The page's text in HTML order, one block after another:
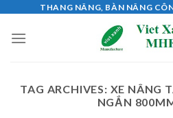
content
THANG NÂNG, BÀN NÂNG
TAG ARCHIVES: XE NÂNG
NGẮN